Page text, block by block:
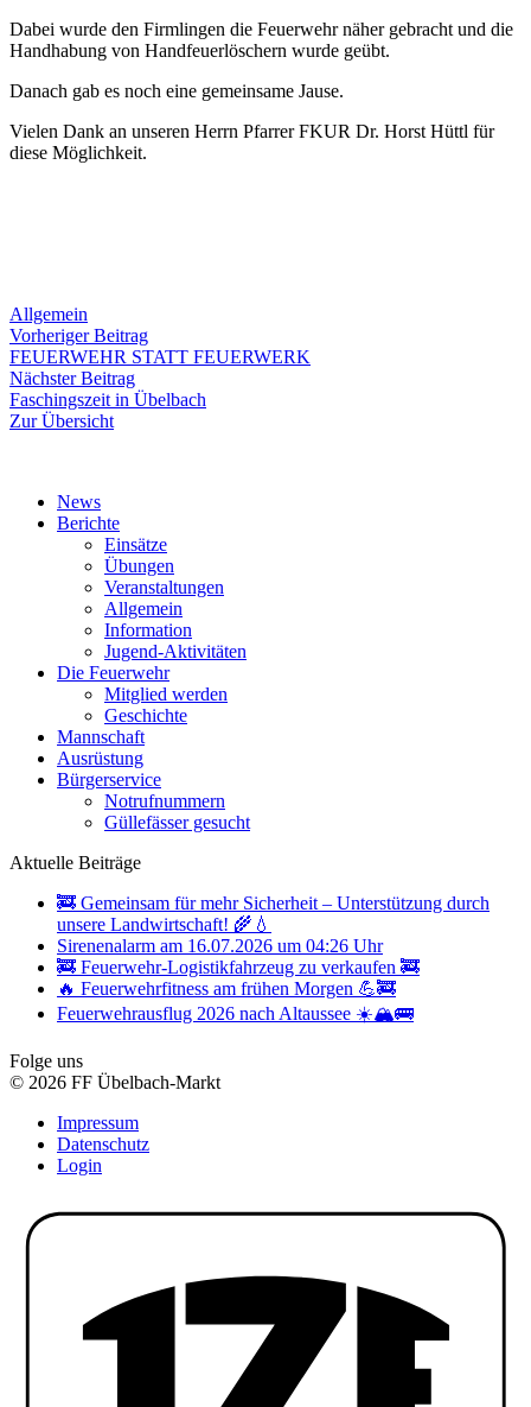
Dabei wurde den Firmlingen die Feuerwehr näher gebracht und die
Handhabung von Handfeuerlöschern wurde geübt.
Danach gab es noch eine gemeinsame Jause.
Vielen Dank an unseren Herrn Pfarrer FKUR Dr. Horst Hüttl für
diese Möglichkeit.
Allgemein
Beitragsnavigation
Vorheriger BeitragVorheriger
Beitrag:
FEUERWEHR STATT FEUERWERK
Nächster BeitragNächster
Beitrag:
Faschingszeit in Übelbach
Zur Übersicht
News
Berichte
Einsätze
Übungen
Veranstaltungen
Allgemein
Information
Jugend-Aktivitäten
Die Feuerwehr
Mitglied werden
Geschichte
Mannschaft
Ausrüstung
Bürgerservice
Notrufnummern
Güllefässer gesucht
Aktuelle Beiträge
🚒 Gemeinsam für mehr Sicherheit – Unterstützung durch
unsere Landwirtschaft! 🌾💧
Sirenenalarm am 16.07.2026 um 04:26 Uhr
🚒 Feuerwehr-Logistikfahrzeug zu verkaufen 🚒
🔥 Feuerwehrfitness am frühen Morgen 💪🚒
Feuerwehrausflug 2026 nach Altaussee ☀️🏔️🚌
Folge uns
© 2026 FF Übelbach-Markt
Impressum
Datenschutz
Login